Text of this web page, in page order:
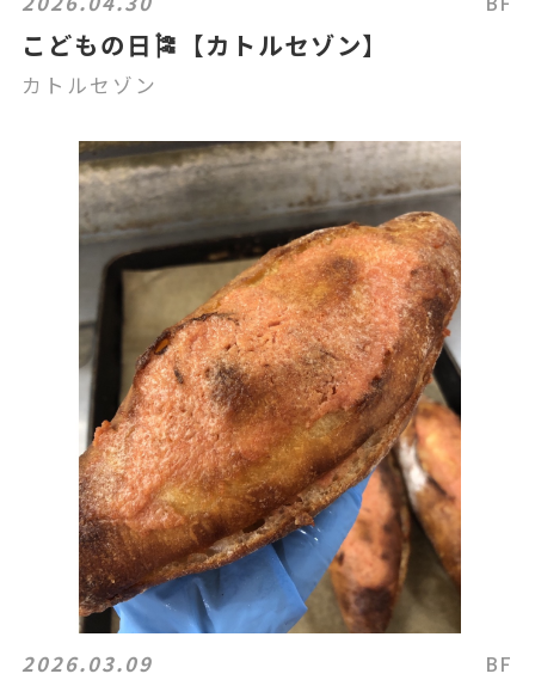
こどもの日🎏【カトルセゾン】
カトルセゾン
2026.03.09 BF